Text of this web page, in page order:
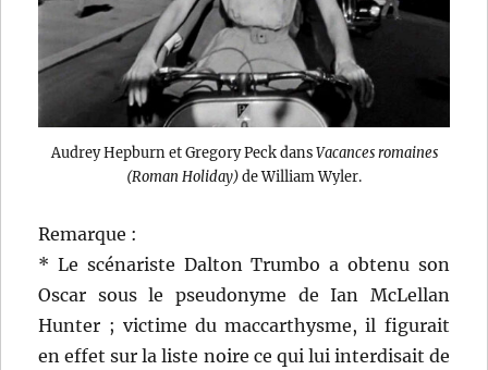
Audrey Hepburn et Gregory Peck dansVacances romaines
(Roman Holiday)de William Wyler.
Remarque :
* Le scénariste Dalton Trumbo a obtenu son
Oscar sous le pseudonyme de Ian McLellan
Hunter ; victime du maccarthysme, il figurait
en effet sur la liste noire ce qui lui interdisait de